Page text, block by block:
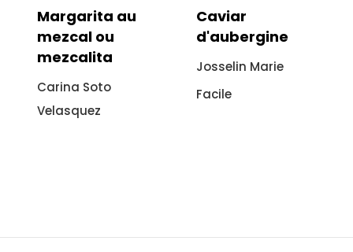
Caviar
d'aubergine
Josselin Marie
Facile
Vitello tonnato
sans viande :
recette
italienne à
l'aubergine